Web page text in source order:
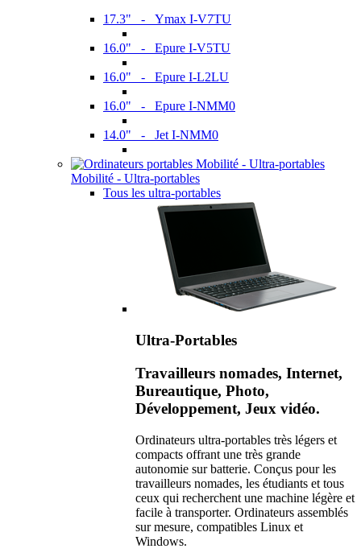
17.3" - Ymax I-V7TU
16.0" - Epure I-V5TU
16.0" - Epure I-L2LU
16.0" - Epure I-NMM0
14.0" - Jet I-NMM0
Mobilité - Ultra-portables
Tous les ultra-portables
Ultra-Portables
Travailleurs nomades, Internet,
Bureautique, Photo,
Développement, Jeux vidéo.
Ordinateurs ultra-portables très légers et
compacts offrant une très grande
autonomie sur batterie. Conçus pour les
travailleurs nomades, les étudiants et tous
ceux qui recherchent une machine légère et
facile à transporter. Ordinateurs assemblés
sur mesure, compatibles Linux et
Windows.